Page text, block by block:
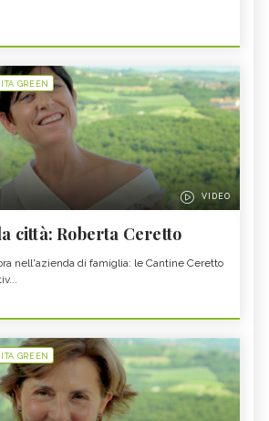
GREEN
VIDEO
città: Roberta Ceretto
nell'azienda di famiglia: le Cantine Ceretto
GREEN